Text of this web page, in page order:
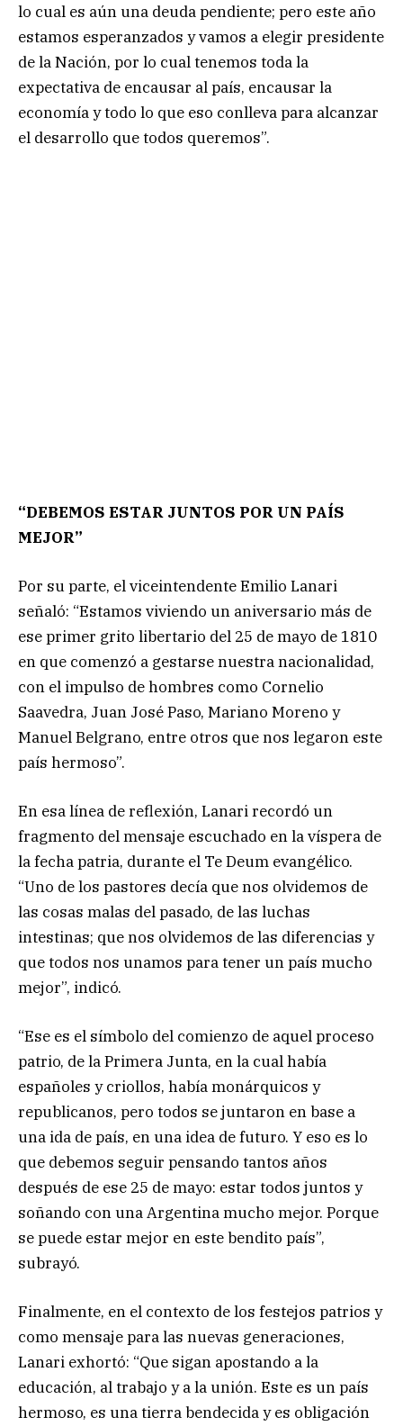
lo cual es aún una deuda pendiente; pero este año
estamos esperanzados y vamos a elegir presidente
de la Nación, por lo cual tenemos toda la
expectativa de encausar al país, encausar la
economía y todo lo que eso conlleva para alcanzar
el desarrollo que todos queremos”.
“DEBEMOS ESTAR JUNTOS POR UN PAÍS
MEJOR”
Por su parte, el viceintendente Emilio Lanari
señaló: “Estamos viviendo un aniversario más de
ese primer grito libertario del 25 de mayo de 1810
en que comenzó a gestarse nuestra nacionalidad,
con el impulso de hombres como Cornelio
Saavedra, Juan José Paso, Mariano Moreno y
Manuel Belgrano, entre otros que nos legaron este
país hermoso”.
En esa línea de reflexión, Lanari recordó un
fragmento del mensaje escuchado en la víspera de
la fecha patria, durante el Te Deum evangélico.
“Uno de los pastores decía que nos olvidemos de
las cosas malas del pasado, de las luchas
intestinas; que nos olvidemos de las diferencias y
que todos nos unamos para tener un país mucho
mejor”, indicó.
“Ese es el símbolo del comienzo de aquel proceso
patrio, de la Primera Junta, en la cual había
españoles y criollos, había monárquicos y
republicanos, pero todos se juntaron en base a
una ida de país, en una idea de futuro. Y eso es lo
que debemos seguir pensando tantos años
después de ese 25 de mayo: estar todos juntos y
soñando con una Argentina mucho mejor. Porque
se puede estar mejor en este bendito país”,
subrayó.
Finalmente, en el contexto de los festejos patrios y
como mensaje para las nuevas generaciones,
Lanari exhortó: “Que sigan apostando a la
educación, al trabajo y a la unión. Este es un país
hermoso, es una tierra bendecida y es obligación